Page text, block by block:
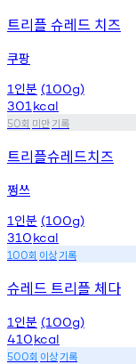
트리플 슈레드 치즈
쿠팡
1 인분 (100g)
301 kcal
50회 미만기록
트리플슈레드치즈
쩡쓰
1 인분 (100g)
310kcal
100회 이상기록
슈레드 트리플 체다
1 인분 (100g)
410kcal
500회 이상기록